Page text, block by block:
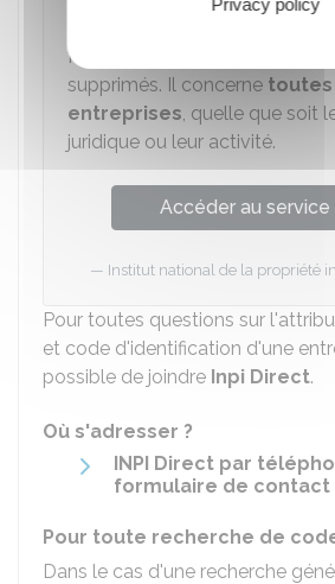
formalités des entreprises
supprimés. Il concerne toutes
entreprises, quelle que soit
juridique ou leur activité.
Accéder au service
Institut national de la propriété
Pour toutes questions sur
et code d'identification d'une
possible de joindre Inpi Direct.
Où s'adresser ?
INPI Direct par
formulaire de contact
Pour toute recherche de
Dans le cas d'une recherche